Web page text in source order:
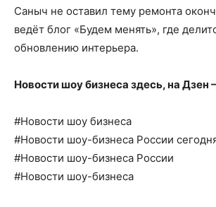
Саныч не оставил тему ремонта
ведёт блог «Будем менять», где
обновлению интерьера.
Новости шоу бизнеса здесь, на Дзен
#Новости шоу бизнеса
#Новости шоу-бизнеса России
#Новости шоу-бизнеса России
#Новости шоу-бизнеса